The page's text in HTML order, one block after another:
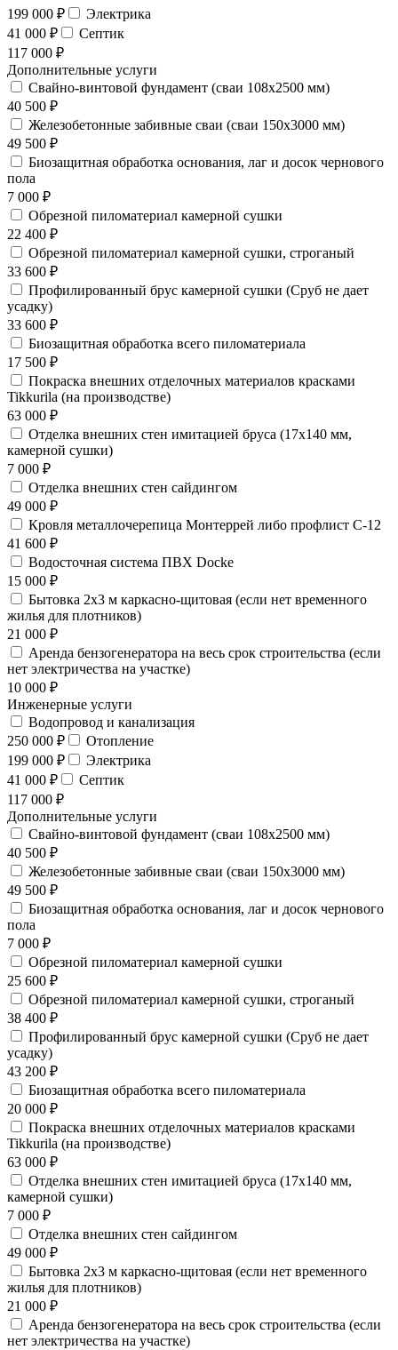
199 000 ₽
Электрика
41 000 ₽
Септик
117 000 ₽
Дополнительные услуги
Свайно-винтовой фундамент (сваи 108х2500 мм)
40 500 ₽
Железобетонные забивные сваи (сваи 150х3000 мм)
49 500 ₽
Биозащитная обработка основания, лаг и досок чернового
пола
7 000 ₽
Обрезной пиломатериал камерной сушки
22 400 ₽
Обрезной пиломатериал камерной сушки, строганый
33 600 ₽
Профилированный брус камерной сушки (Сруб не дает
усадку)
33 600 ₽
Биозащитная обработка всего пиломатериала
17 500 ₽
Покраска внешних отделочных материалов красками
Tikkurila (на производстве)
63 000 ₽
Отделка внешних стен имитацией бруса (17х140 мм,
камерной сушки)
7 000 ₽
Отделка внешних стен сайдингом
49 000 ₽
Кровля металлочерепица Монтеррей либо профлист С-12
41 600 ₽
Водосточная система ПВХ Docke
15 000 ₽
Бытовка 2х3 м каркасно-щитовая (если нет временного
жилья для плотников)
21 000 ₽
Аренда бензогенератора на весь срок строительства (если
нет электричества на участке)
10 000 ₽
Инженерные услуги
Водопровод и канализация
250 000 ₽
Отопление
199 000 ₽
Электрика
41 000 ₽
Септик
117 000 ₽
Дополнительные услуги
Свайно-винтовой фундамент (сваи 108х2500 мм)
40 500 ₽
Железобетонные забивные сваи (сваи 150х3000 мм)
49 500 ₽
Биозащитная обработка основания, лаг и досок чернового
пола
7 000 ₽
Обрезной пиломатериал камерной сушки
25 600 ₽
Обрезной пиломатериал камерной сушки, строганый
38 400 ₽
Профилированный брус камерной сушки (Сруб не дает
усадку)
43 200 ₽
Биозащитная обработка всего пиломатериала
20 000 ₽
Покраска внешних отделочных материалов красками
Tikkurila (на производстве)
63 000 ₽
Отделка внешних стен имитацией бруса (17х140 мм,
камерной сушки)
7 000 ₽
Отделка внешних стен сайдингом
49 000 ₽
Бытовка 2х3 м каркасно-щитовая (если нет временного
жилья для плотников)
21 000 ₽
Аренда бензогенератора на весь срок строительства (если
нет электричества на участке)